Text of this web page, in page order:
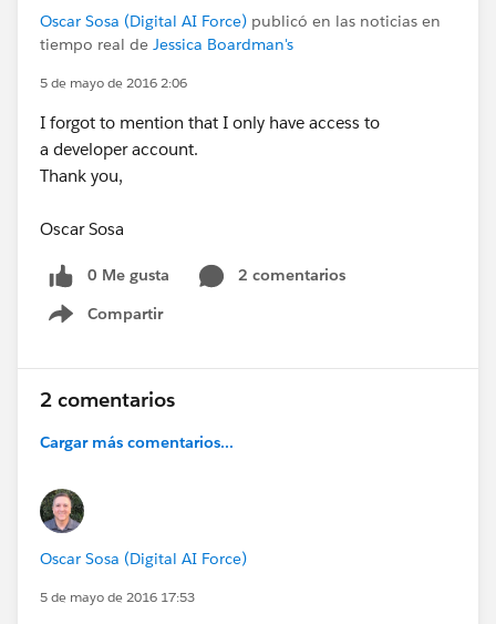
Oscar Sosa (Digital AI Force) publicó en las noticias en
tiempo real de Jessica Boardman's
5 de mayo de 2016 2:06
I forgot to mention that I only have access to
a developer account.
Thank you,
Oscar Sosa
0 Me gusta
2 comentarios
Compartir
Show menu
2 comentarios
Cargar más comentarios...
Oscar Sosa (Digital AI Force)
5 de mayo de 2016 17:53